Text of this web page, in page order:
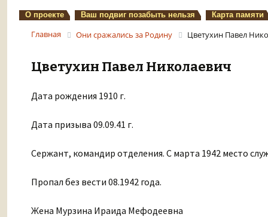
О проекте Ваш подвиг позабыть нельзя Карта памяти
Главная Они сражались за Родину Цветухин Павел
Цветухин Павел Николаевич
Дата рождения 1910 г.
Дата призыва 09.09.41 г.
Сержант, командир отделения. С марта 1942 место
Пропал без вести 08.1942 года.
Жена Мурзина Ираида Мефодеевна